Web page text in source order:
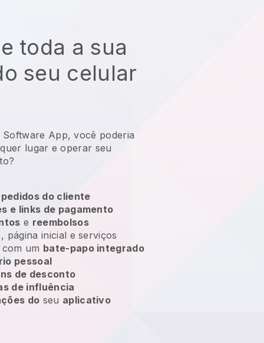
toda a sua
seu celular
App, você poderia
lugar eoperar seu
do cliente
e links de pagamento
e reembolsos
página inicial e serviços
um bate-papo integrado
pessoal
de desconto
de influência
do seu aplicativo